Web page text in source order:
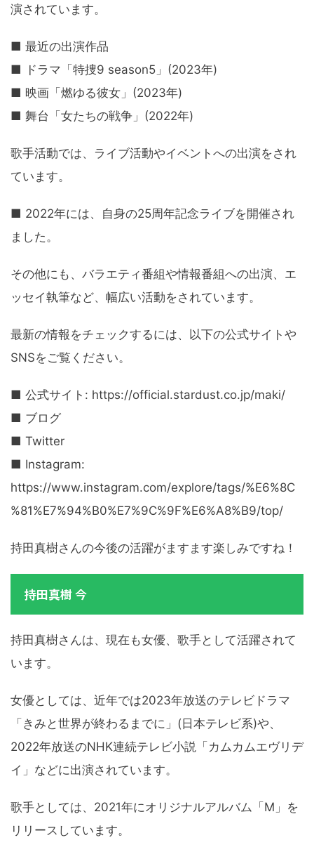
演されています。
■ 最近の出演作品
■ ドラマ「特捜9 season5」(2023年)
■ 映画「燃ゆる彼女」(2023年)
■ 舞台「女たちの戦争」(2022年)
歌手活動では、ライブ活動やイベントへの出演をされ
ています。
■ 2022年には、自身の25周年記念ライブを開催され
ました。
その他にも、バラエティ番組や情報番組への出演、エ
ッセイ執筆など、幅広い活動をされています。
最新の情報をチェックするには、以下の公式サイトや
SNSをご覧ください。
■ 公式サイト: https://official.stardust.co.jp/maki/
■ ブログ
■ Twitter
■ Instagram:
https://www.instagram.com/explore/tags/%E6%8C
%81%E7%94%B0%E7%9C%9F%E6%A8%B9/top/
持田真樹さんの今後の活躍がますます楽しみですね！
持田真樹 今
持田真樹さんは、現在も女優、歌手として活躍されて
います。
女優としては、近年では2023年放送のテレビドラマ
「きみと世界が終わるまでに」(日本テレビ系)や、
2022年放送のNHK連続テレビ小説「カムカムエヴリデ
イ」などに出演されています。
歌手としては、2021年にオリジナルアルバム「M」を
リリースしています。